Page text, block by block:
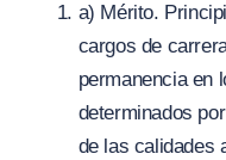
a) Mérito.
cargos de
permanencia en
determinados
de las calidades